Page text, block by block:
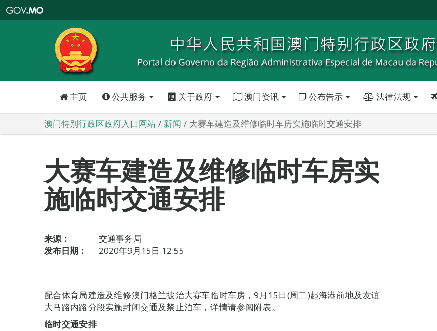
特
政
区
政
口
主页 公共服务 关于政府 澳门资讯 公布告示 法律法规
澳门特别行政区政府入口网站 新闻 大赛车建造及维修临时车房实施临时交通安排
大赛车建造及维修临时车房实
施临时交通安排
来源：
交通事务局
发布日期：
2020年9月15日 12:55
配合体育局建造及维修澳门格兰披治大赛车临时车房，9月15日(周二)起海港前地及友谊
大马路内路分段实施封闭交通及禁止泊车，详情请参阅附表。
临时交通安排